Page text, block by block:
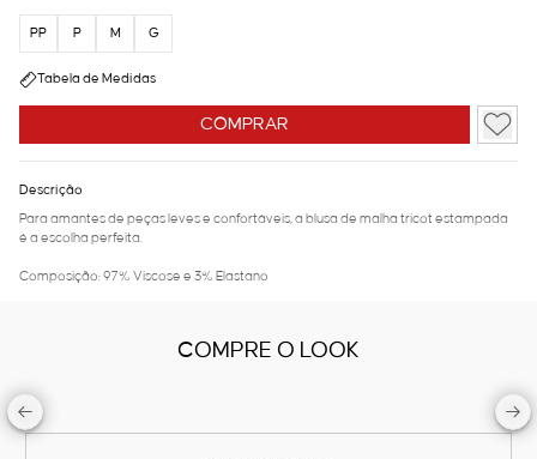
COMPRAR
PP P M G
Tabela de Medidas
Descrição
Para amantes de peças leves e confortáveis, a blusa de malha tricot estampada
é a escolha perfeita.
Composição: 97% Viscose e 3% Elastano
COMPRE O LOOK